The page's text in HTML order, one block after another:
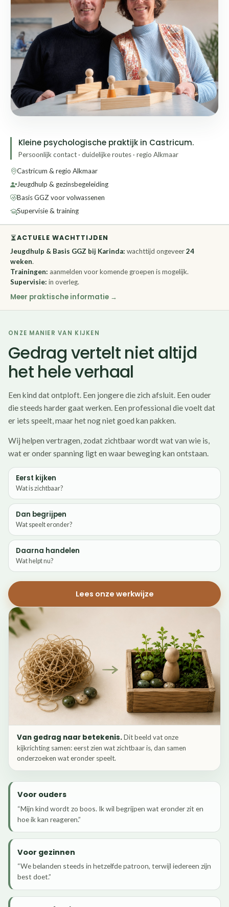
Kleine psychologische praktijk in Castricum.
Persoonlijk contact · duidelijke routes · regio Alkmaar
Castricum & regio Alkmaar
Jeugdhulp & gezinsbegeleiding
Basis GGZ voor volwassenen
Supervisie & training
ACTUELE WACHTTIJDEN
Jeugdhulp & Basis GGZ bij Karinda: wachttijd ongeveer24
weken.
Trainingen: aanmelden voor komende groepen is mogelijk.
Supervisie: in overleg.
Meer praktische informatie
ONZE MANIER VAN KIJKEN
Gedrag vertelt niet altijd
het hele verhaal
Een kind dat ontploft. Een jongere die zich afsluit. Een ouder
die steeds harder gaat werken. Een professional die voelt dat
er iets speelt, maar het nog niet goed kan pakken.
Wij helpen vertragen, zodat zichtbaar wordt wat van wie is,
wat er onder spanning ligt en waar beweging kan ontstaan.
Eerst kijken
Wat is zichtbaar?
Dan begrijpen
Wat speelt eronder?
Daarna handelen
Wat helpt nu?
Lees onze werkwijze
Van gedrag naar betekenis.Dit beeld vat onze
kijkrichting samen: eerst zien wat zichtbaar is, dan samen
onderzoeken wat eronder speelt.
Voor ouders
“Mijn kind wordt zo boos. Ik wil begrijpen wat eronder zit en
hoe ik kan reageren.”
Voor gezinnen
“We belanden steeds in hetzelfde patroon, terwijl iedereen zijn
best doet.”